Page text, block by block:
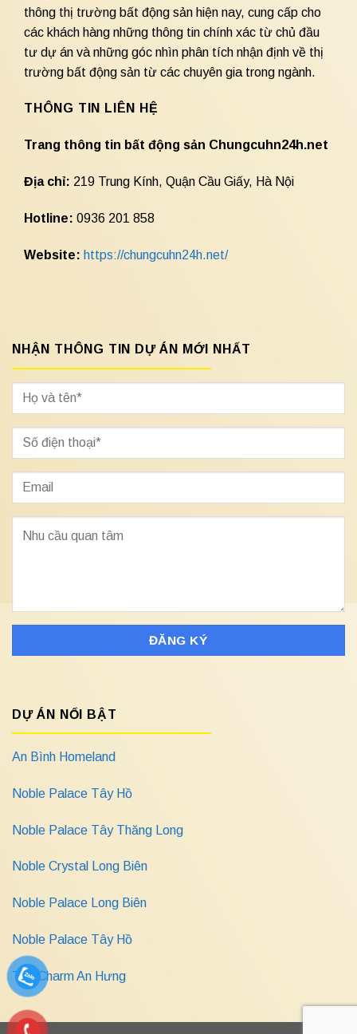
thông thị trường bất động sản hiện nay, cung cấp cho
các khách hàng những thông tin chính xác từ chủ đầu
tư dự án và những góc nhìn phân tích nhận định về thị
trường bất động sản từ các chuyên gia trong ngành.
THÔNG TIN LIÊN HỆ
Trang thông tin bất động sản Chungcuhn24h.net
Địa chỉ: 219 Trung Kính, Quận Cầu Giấy, Hà Nội
Hotline: 0936 201 858
Website: https://chungcuhn24h.net/
NHẬN THÔNG TIN DỰ ÁN MỚI NHẤT
DỰ ÁN NỔI BẬT
An Bình Homeland
Noble Palace Tây Hồ
Noble Palace Tây Thăng Long
Noble Crystal Long Biên
Noble Palace Long Biên
Noble Palace Tây Hồ
The Charm An Hưng